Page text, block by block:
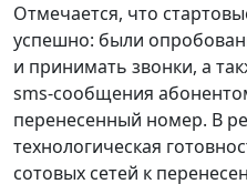
Отмечается, что
успешно: были
и принимать звонки, а
sms-сообщения
перенесенный номер. В
технологическая
сотовых сетей к